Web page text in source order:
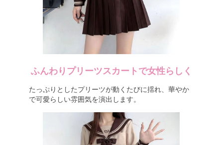
ふんわりプリーツスカートで女性らしく
たっぷりとしたプリーツが動くたびに揺れ、華やか
で可愛らしい雰囲気を演出します。